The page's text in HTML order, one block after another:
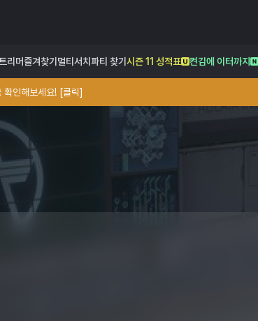
리머즐겨찾기 멀티서치 파티 찾기 시즌 11 성적표 켠김에 이터까지
인해보세요! [클릭]